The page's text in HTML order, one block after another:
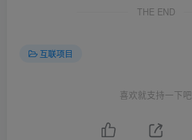
THE END
互联项目
喜欢就支持一下吧